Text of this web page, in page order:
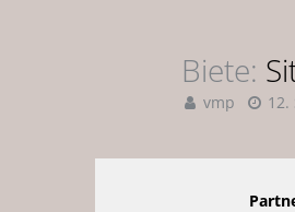
Biete
vmp 12.